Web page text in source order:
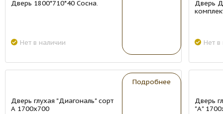
Дверь 1800*710*40 Сосна.
Нет в наличии
Дверь
Нет в
Дверь глухая "Диагональ" сорт
А 1700х700
Подробнее
Дверь
"А"